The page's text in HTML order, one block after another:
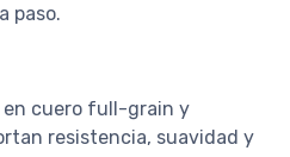
paso.
cuero full-grain y
resistencia, suavidad y